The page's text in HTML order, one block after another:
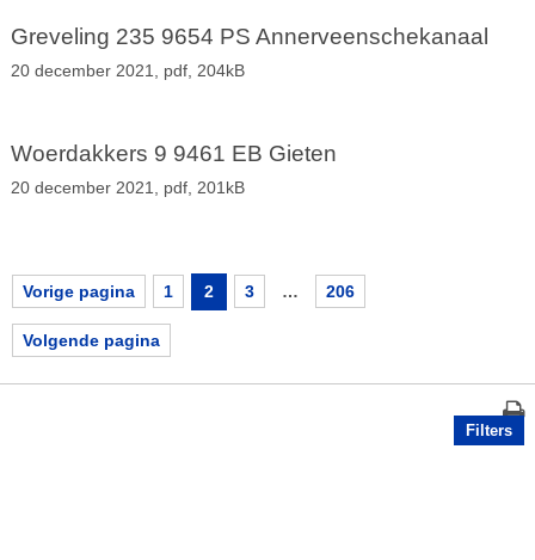
Greveling 235 9654 PS Annerveenschekanaal
20 december 2021, pdf, 204kB
Woerdakkers 9 9461 EB Gieten
20 december 2021, pdf, 201kB
Vorige pagina 1 2 3 … 206
Volgende pagina
Filters